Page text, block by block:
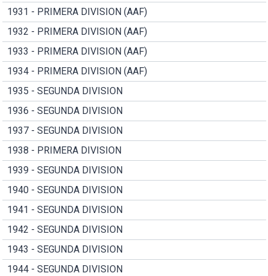
1931 - PRIMERA DIVISION (AAF)
1932 - PRIMERA DIVISION (AAF)
1933 - PRIMERA DIVISION (AAF)
1934 - PRIMERA DIVISION (AAF)
1935 - SEGUNDA DIVISION
1936 - SEGUNDA DIVISION
1937 - SEGUNDA DIVISION
1938 - PRIMERA DIVISION
1939 - SEGUNDA DIVISION
1940 - SEGUNDA DIVISION
1941 - SEGUNDA DIVISION
1942 - SEGUNDA DIVISION
1943 - SEGUNDA DIVISION
1944 - SEGUNDA DIVISION